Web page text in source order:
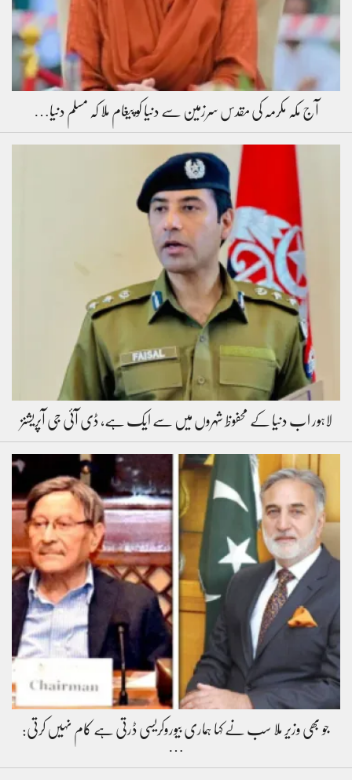
آج مکہ مکرمہ کی مقدس سرزمین سے دنیا کو پیغام ملا کہ مسلم دنیا…
لاہور اب دنیا کے محفوظ شہروں میں سے ایک ہے، ڈی آئی جی آپریشنز
جو بھی وزیر ملا سب نے کہا ہماری بیوروکریسی ڈرتی ہے کام نہیں کرتی: